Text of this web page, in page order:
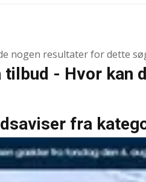
nogen resultater for dette
tilbud - Hvor kan
fra